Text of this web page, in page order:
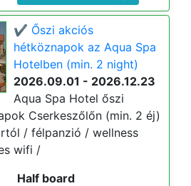
✔️ Őszi akciós
hétköznapok az Aqua Spa
Hotelben (min. 2 night)
2026.09.01 - 2026.12.23
Aqua Spa Hotel őszi
Cserkeszőlőn (min. 2 éj)
/ félpanzió / wellness
wifi /
Half board